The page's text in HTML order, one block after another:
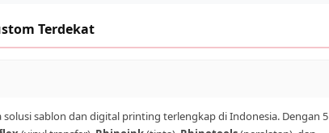
Terdekat
solusi sablon dan digital printing terlengkap di Indonesia. Dengan 5